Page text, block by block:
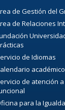
de Gestión del
de Relaciones
de Idiomas
académico
de atención
para la